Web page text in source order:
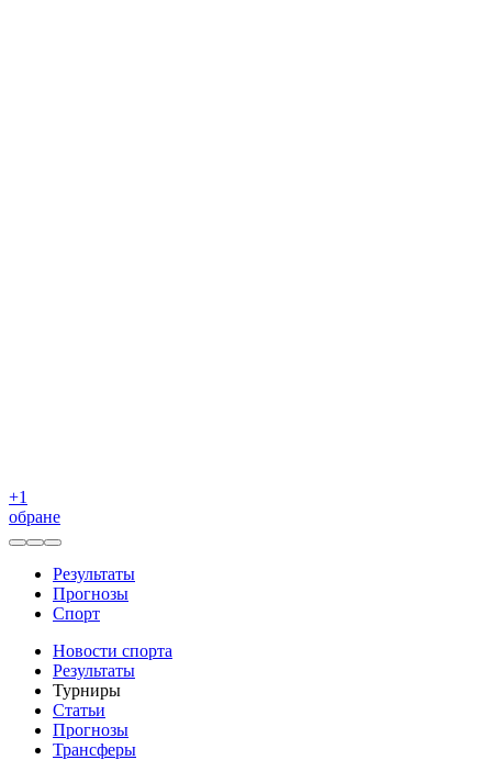
+1
обране
Результаты
Прогнозы
Спорт
Новости спорта
Результаты
Турниры
Статьи
Прогнозы
Трансферы